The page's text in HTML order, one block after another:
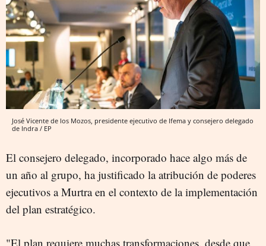
José Vicente de los Mozos, presidente ejecutivo de Ifema y consejero delegado
de Indra / EP
El consejero delegado, incorporado hace algo más de
un año al grupo, ha justificado la atribución de poderes
ejecutivos a Murtra en el contexto de la implementación
del plan estratégico.
"El plan requiere muchas transformaciones, desde que